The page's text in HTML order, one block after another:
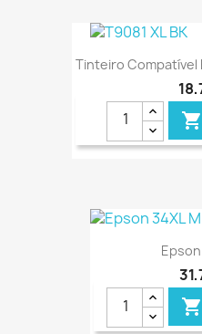
Tinteiro Compatível

